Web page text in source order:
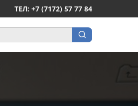
ТЕЛ: +7 (7172) 57 77 84